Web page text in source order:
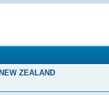
ZEALAND